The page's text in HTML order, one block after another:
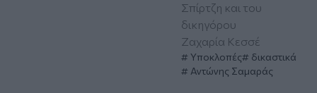
Σπίρτζη και του
δικηγόρου
Ζαχαρία Κεσσέ
Υποκλοπές
δικαστικά
Αντώνης Σαμαράς